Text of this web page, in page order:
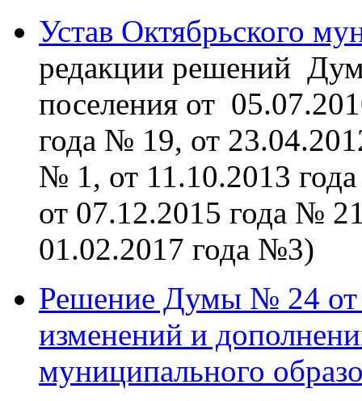
Устав Октябрьского
редакции решений
поселения от
года № 19, от
№ 1, от 11.10.2013
от 07.12.2015 года №
01.02.2017 года №3)
Решение Думы № 24 от
изменений и
муниципального